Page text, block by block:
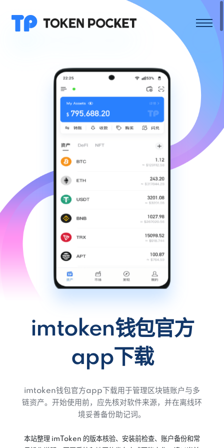
imtoken钱包官方
app下载
imtoken钱包官方app下载用于管理区块链账户与多
链资产。开始使用前，应先核对软件来源，并在离线环
境妥善备份助记词。
本站整理 imToken 的版本核验、安装前检查、账户备份和常